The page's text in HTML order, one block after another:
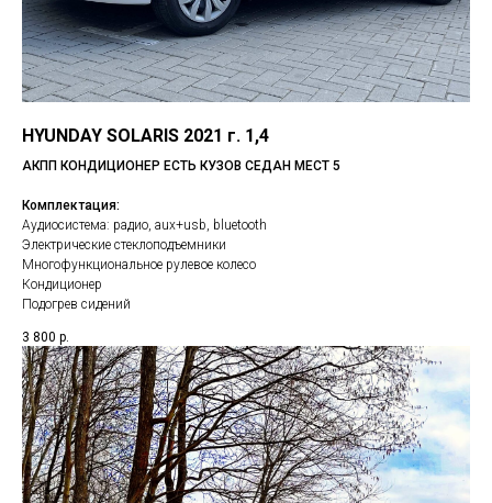
HYUNDAY SOLARIS 2021 г. 1,4
АКПП КОНДИЦИОНЕР ЕСТЬ КУЗОВ СЕДАН МЕСТ 5
Комплектация:
Аудиосистема: радио, aux+usb, bluetooth
Электрические стеклоподъемники
Многофункциональное рулевое колесо
Кондиционер
Подогрев сидений
3 800 р.